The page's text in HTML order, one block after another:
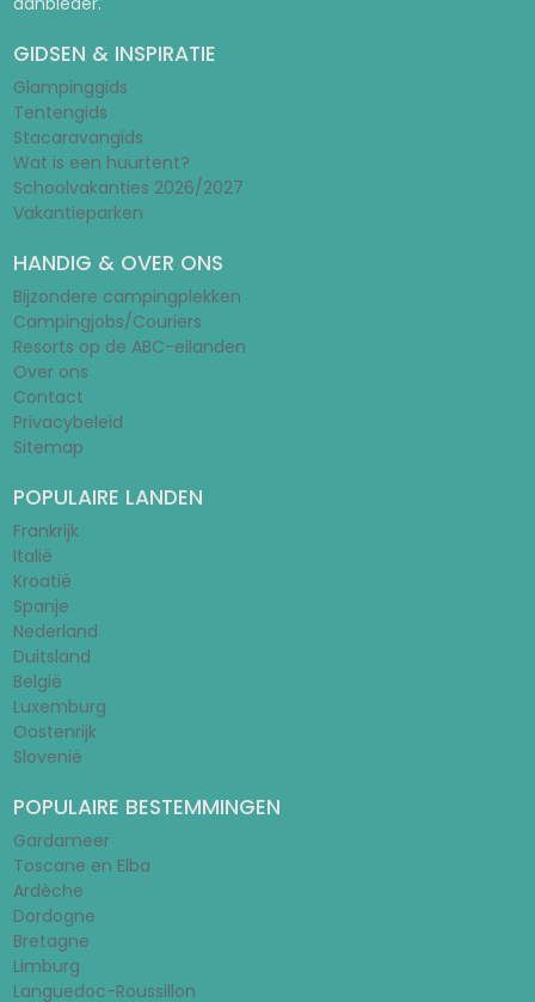
GIDSEN & INSPIRATIE
Glampinggids
Tentengids
Stacaravangids
Wat is een huurtent?
Schoolvakanties 2026/2027
Vakantieparken
HANDIG & OVER ONS
Bijzondere campingplekken
Campingjobs/Couriers
Resorts op de ABC-eilanden
Over ons
Contact
Privacybeleid
Sitemap
POPULAIRE LANDEN
Frankrijk
Italië
Kroatië
Spanje
Nederland
Duitsland
België
Luxemburg
Oostenrijk
Slovenië
POPULAIRE BESTEMMINGEN
Gardameer
Toscane en Elba
Ardèche
Dordogne
Bretagne
Limburg
Languedoc-Roussillon